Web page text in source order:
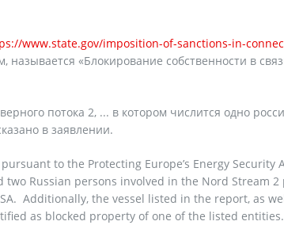
www.state.gov/imposition-of-sanctions-in-
называется «Блокирование собственности в
потока 2, ... в котором числится одно
в заявлении.
to the Protecting Europe’s Energy Security
two Russian persons involved in the Nord Stream
Additionally, the vessel listed in the report, as
as blocked property of one of the listed entities.